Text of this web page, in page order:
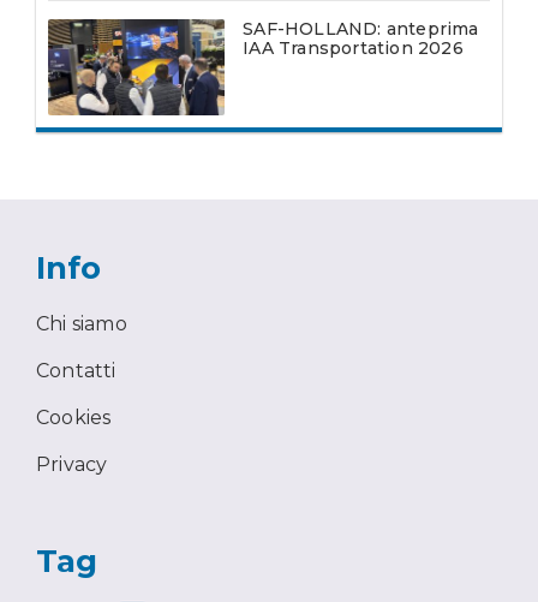
SAF-HOLLAND: anteprima
IAA Transportation 2026
Info
Chi siamo
Contatti
Cookies
Privacy
Tag